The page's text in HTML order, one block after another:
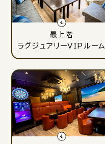
最上階
ラグジュアリーVIPルーム